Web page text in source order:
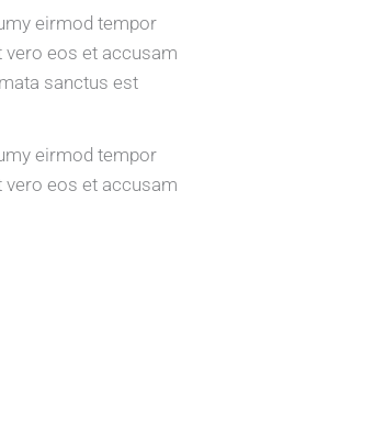
eirmod tempor
vero eos et accusam
sanctus est
eirmod tempor
vero eos et accusam